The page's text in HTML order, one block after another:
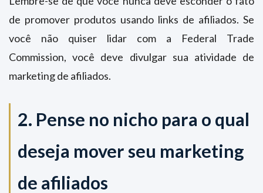
de promover produtos usando links de afiliados. Se
você não quiser lidar com a Federal Trade
Commission, você deve divulgar sua atividade de
marketing de afiliados.
2. Pense no nicho para o qual
deseja mover seu marketing
de afiliados